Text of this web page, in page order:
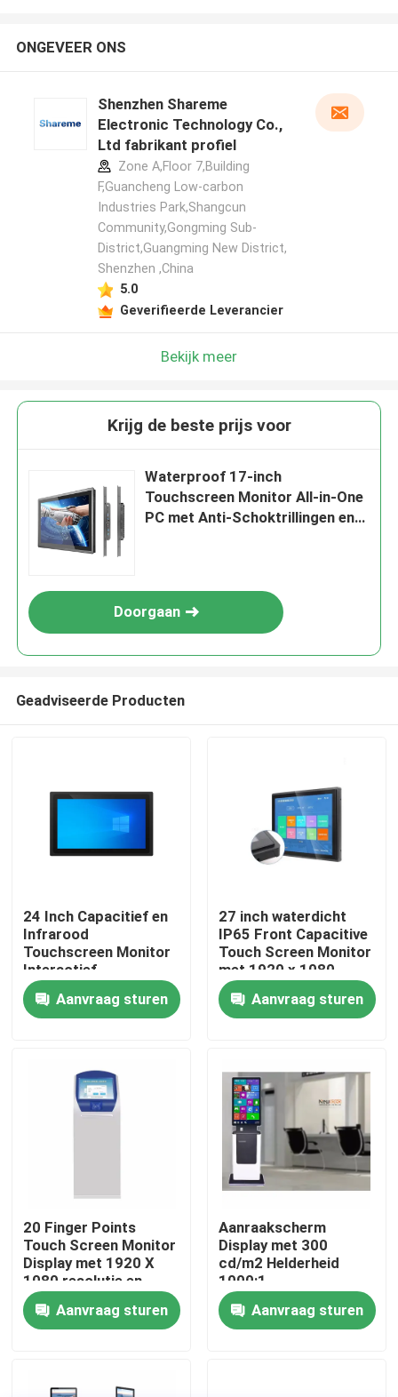
Producten
Videos
Over ons
Kwaliteitscontrole
Neem contact met ons op
Nieuws
bloggen
ONGEVEER ONS
Shenzhen Shareme
Electronic Technology Co.,
Ltd fabrikant profiel
Zone A,Floor 7,Building
F,Guancheng Low-carbon
Industries Park,Shangcun
Community,Gongming Sub-
District,Guangming New District,
Shenzhen ,China
5.0
Geverifieerde Leverancier
Bekijk meer
Krijg de beste prijs voor
Waterproof 17-inch
Touchscreen Monitor All-in-One
PC met Anti-Schoktrillingen en
Doorgaan
Geadviseerde Producten
24 Inch Capacitief en
Infrarood
Touchscreen Monitor
Interactief
Touchpaneel All-in-
One Touch Computer
Aanvraag sturen
27 inch waterdicht
IP65 Front Capacitive
Touch Screen Monitor
met 1920 x 1080
resolutie
Aanvraag sturen
20 Finger Points
Touch Screen Monitor
Display met 1920 X
1080 resolutie en
300cd/m2 Helderheid
voor kiosken
Aanvraag sturen
Aanraakscherm
Display met 300
cd/m2 Helderheid
1000:1
Contrastverhouding
en breed
temperatuurbereik
Aanvraag sturen